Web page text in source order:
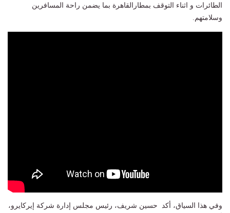
الطائرات و اثناء التوقف بمطارالقاهرة بما يضمن راحة المسافرين
وسلامتهم.
وفي هذا السياق، أكد حسين شريف، رئيس مجلس إدارة شركة إيركايرو،